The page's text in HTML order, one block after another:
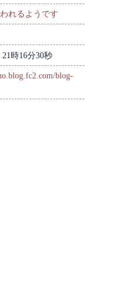
れるようです
21時16分30秒
blog-